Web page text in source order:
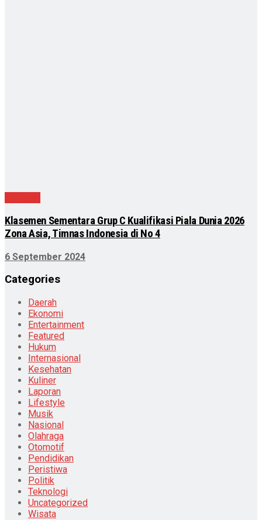
Klasemen Sementara Grup C Kualifikasi Piala Dunia 2026
Zona Asia, Timnas Indonesia di No 4
6 September 2024
Categories
Daerah
Ekonomi
Entertainment
Featured
Hukum
Internasional
Kesehatan
Kuliner
Laporan
Lifestyle
Musik
Nasional
Olahraga
Otomotif
Pendidikan
Peristiwa
Politik
Teknologi
Uncategorized
Wisata